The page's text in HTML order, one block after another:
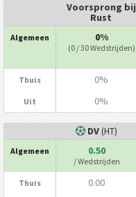
Voorsprong bij
Rust
Algemeen 0%
(0 / 30 Wedstrijden)
Thuis 0%
Uit 0%
DV(HT)
Algemeen 0.50
/ Wedstrijden
Thuis 0.00